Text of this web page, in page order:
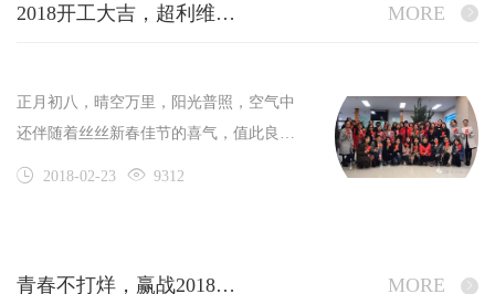
为公司员工爱心互助，健康平安生活的有
2018开工大吉，超利维火力全开，旺上加旺！ MORE
正月初八，晴空万里，阳光普照，空气中
还伴随着丝丝新春佳节的喜气，值此良辰
吉时，深圳市超利维实业有限公司的全体
2018-02-23 9312
青春不打烊，赢战2018——超利维2018年会精彩回顾 MORE